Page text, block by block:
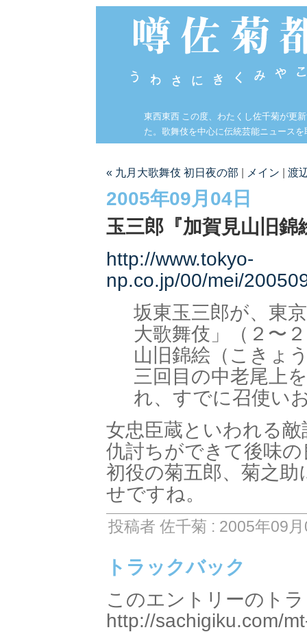
東西東西 この度、わたくし佐千菊が更
た。歌舞伎を中心に伝統芸能ニュース
« 九月大歌舞伎 初日夜の部 メイン 渡
2005年09月04日
玉三郎『加賀見山旧錦
http://www.tokyo-
np.co.jp/00/mei/
坂東玉三郎が、東
大歌舞伎」（２〜
山旧錦絵（こきょ
三回目の中老尾上
れ、すでに召使い
女忠臣蔵といわれる
仇討ちができて後味
初役の菊五郎、菊之
せですね。
投稿者 佐千菊 : 2005年09
トラックバック
このエントリーのト
http://sachigiku.com/